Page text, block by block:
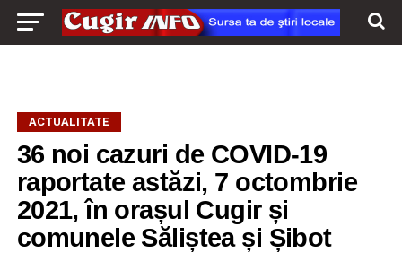
ACTUALITATE
36 noi cazuri de COVID-19
raportate astăzi, 7 octombrie
2021, în orașul Cugir și
comunele Săliștea și Șibot